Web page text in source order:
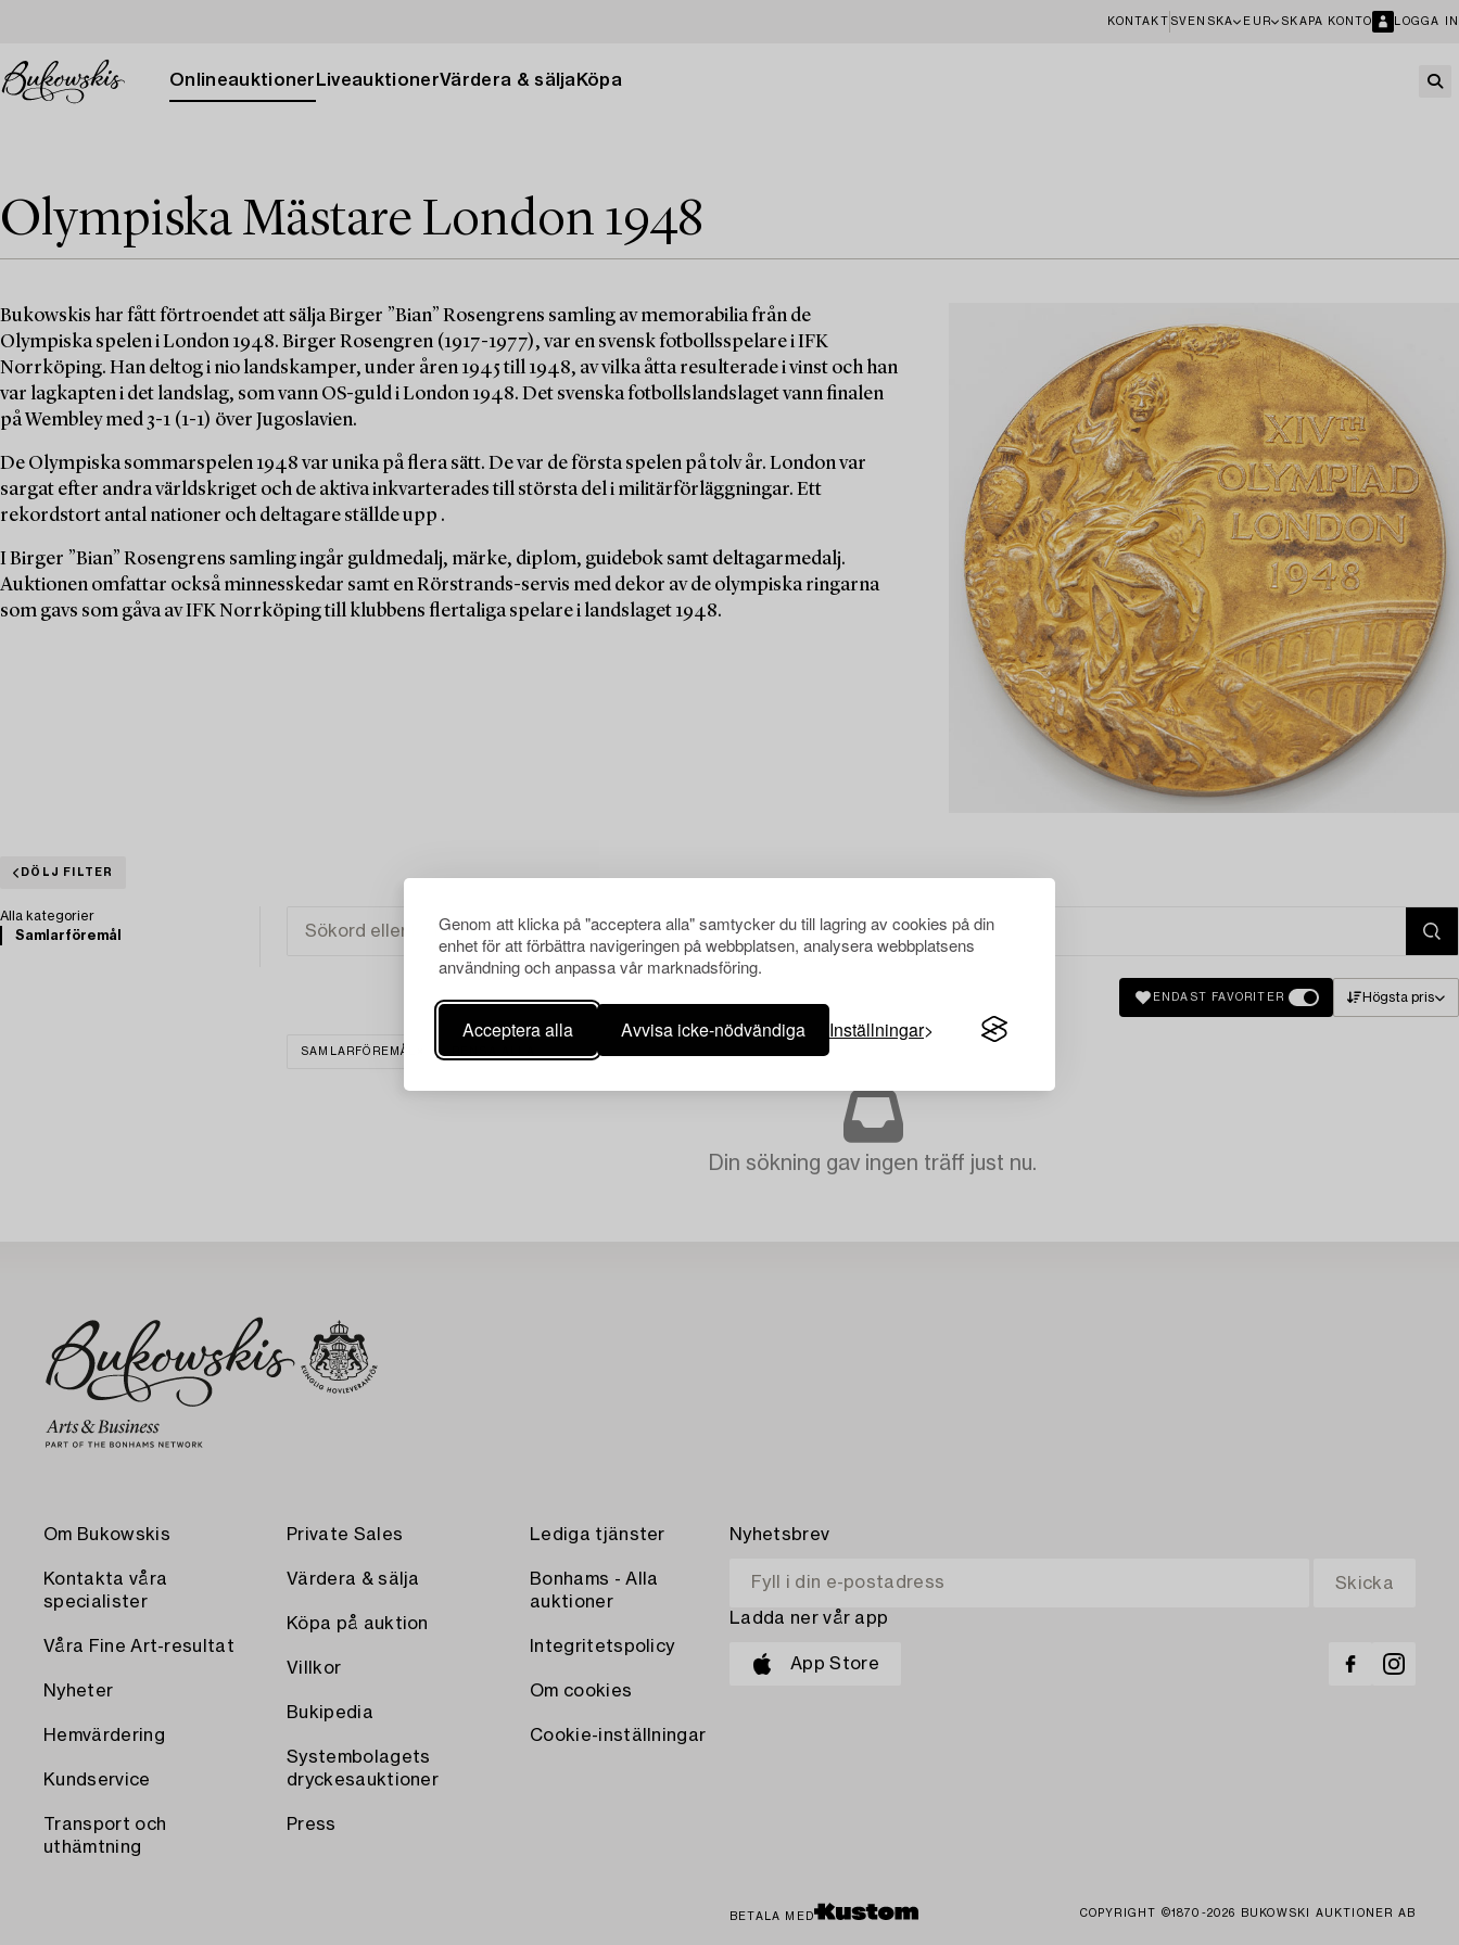
Genom att klicka på "acceptera alla" samtycker du till lagring av cookies på din
enhet för att förbättra navigeringen på webbplatsen, analysera webbplatsens
användning och anpassa vår marknadsföring.
Acceptera alla Avvisa icke-nödvändiga Inställningar
KONTAKT SVENSKA EUR SKAPA KONTO LOGGA IN
Onlineauktioner LiveauktionerVärdera & sälja Köpa
Olympiska Mästare London 1948
Bukowskis har fått förtroendet att sälja Birger ”Bian” Rosengrens samling av memorabilia från de
Olympiska spelen i London 1948. Birger Rosengren (1917-1977), var en svensk fotbollsspelare i IFK
Norrköping. Han deltog i nio landskamper, under åren 1945 till 1948, av vilka åtta resulterade i vinst och han
var lagkapten i det landslag, som vann OS-guld i London 1948. Det svenska fotbollslandslaget vann finalen
på Wembley med 3-1 (1-1) över Jugoslavien.
De Olympiska sommarspelen 1948 var unika på flera sätt. De var de första spelen på tolv år. London var
sargat efter andra världskriget och de aktiva inkvarterades till största del i militärförläggningar. Ett
rekordstort antal nationer och deltagare ställde upp .
I Birger ”Bian” Rosengrens samling ingår guldmedalj, märke, diplom, guidebok samt deltagarmedalj.
Auktionen omfattar också minnesskedar samt en Rörstrands-servis med dekor av de olympiska ringarna
som gavs som gåva av IFK Norrköping till klubbens flertaliga spelare i landslaget 1948.
DÖLJ FILTER
Alla kategorier
Samlarföremål
ENDAST FAVORITER Högsta pris
SAMLARFÖREMÅL
Din sökning gav ingen träff just nu.
Om Bukowskis
Kontakta våra
specialister
Våra Fine Art-resultat
Nyheter
Hemvärdering
Kundservice
Transport och
uthämtning
Private Sales
Värdera & sälja
Köpa på auktion
Villkor
Bukipedia
Systembolagets
dryckesauktioner
Press
Lediga tjänster
Bonhams - Alla
auktioner
Integritetspolicy
Om cookies
Cookie-inställningar
Nyhetsbrev
Ladda ner vår app
App Store
BETALA MED COPYRIGHT ©1870-2026 BUKOWSKI AUKTIONER AB